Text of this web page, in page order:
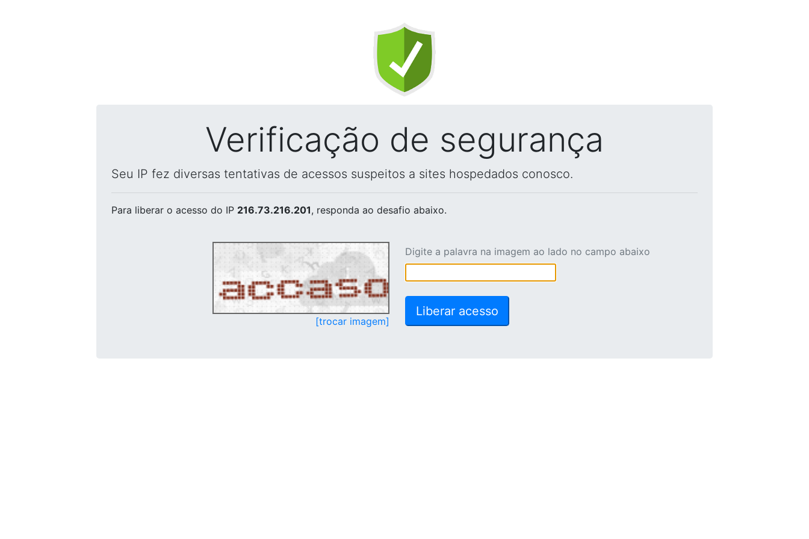
Verificação de segurança
Seu IP fez diversas tentativas de acessos suspeitos a sites hospedados conosco.
Para liberar o acesso do IP 216.73.216.201, responda ao desafio abaixo.
[trocar imagem]
Digite a palavra na imagem ao lado no campo abaixo